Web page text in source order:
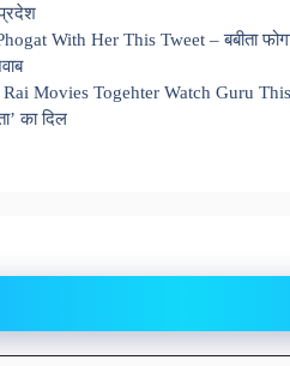
With Her This Tweet – बबीता
Movies Togehter Watch Guru This
का दिल